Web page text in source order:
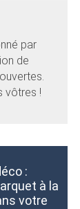
par
de
vôtres !
:
à la
votre